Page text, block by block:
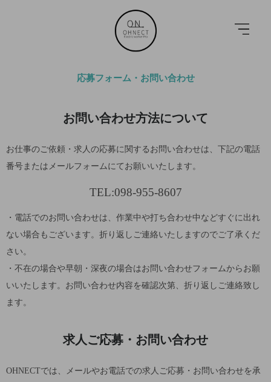
応募フォーム・お問い合わせ
お問い合わせ方法について
お仕事のご依頼・求人の応募に関するお問い合わせは、下記の電話
番号またはメールフォームにてお願いいたします。
TEL:098-955-8607
・電話でのお問い合わせは、作業中や打ち合わせ中などすぐに出れ
ない場合もございます。折り返しご連絡いたしますのでご了承くだ
さい。
・不在の場合や早朝・深夜の場合はお問い合わせフォームからお願
いいたします。お問い合わせ内容を確認次第、折り返しご連絡致し
ます。
求人ご応募・お問い合わせ
OHNECTでは、メールやお電話での求人ご応募・お問い合わせを承